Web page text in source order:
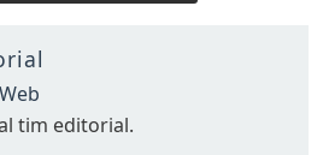
tim editorial.